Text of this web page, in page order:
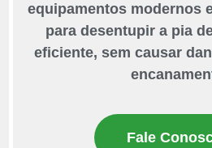
equipamentos modernos
para desentupir a pia
eficiente, sem causar
Fale